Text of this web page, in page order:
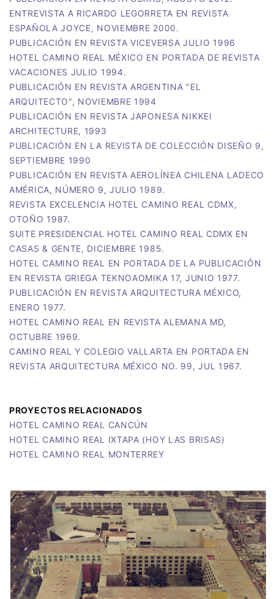
ENTREVISTA A RICARDO LEGORRETA EN REVISTA
ESPAÑOLA JOYCE, NOVIEMBRE 2000.
PUBLICACIÓN EN REVISTA VICEVERSA JULIO 1996
HOTEL CAMINO REAL MÉXICO EN PORTADA DE REVISTA
VACACIONES JULIO 1994.
PUBLICACIÓN EN REVISTA ARGENTINA "EL
ARQUITECTO", NOVIEMBRE 1994
​PUBLICACIÓN EN REVISTA JAPONESA NIKKEI
ARCHITECTURE, 1993
PUBLICACIÓN EN LA REVISTA DE COLECCIÓN DISEÑO 9,
SEPTIEMBRE 1990
​PUBLICACIÓN EN REVISTA AEROLÍNEA CHILENA LADECO
AMÉRICA, NÚMERO 9, JULIO 1989.
REVISTA EXCELENCIA HOTEL CAMINO REAL CDMX,
OTOÑO 1987.
SUITE PRESIDENCIAL HOTEL CAMINO REAL CDMX EN
CASAS & GENTE, DICIEMBRE 1985.
HOTEL CAMINO REAL EN PORTADA DE LA PUBLICACIÓN
EN REVISTA GRIEGA TEKNOAOMIKA 17, JUNIO 1977.
PUBLICACIÓN EN REVISTA ARQUITECTURA MÉXICO,
ENERO 1977.
​HOTEL CAMINO REAL EN REVISTA ALEMANA MD,
OCTUBRE 1969.
CAMINO REAL Y COLEGIO VALLARTA EN PORTADA EN
REVISTA ARQUITECTURA MÉXICO NO. 99, JUL 1967.
PROYECTOS RELACIONADOS
HOTEL CAMINO REAL CANCÚN
HOTEL CAMINO REAL IXTAPA (HOY LAS BRISAS)
HOTEL CAMINO REAL MONTERREY